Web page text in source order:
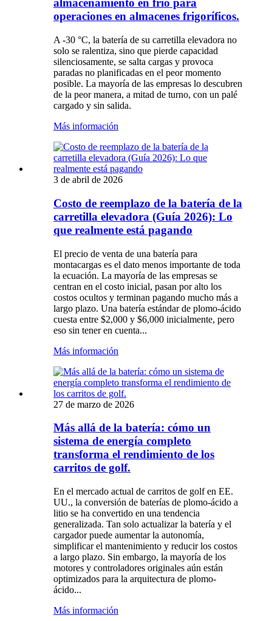
almacenamiento en frío para
operaciones en almacenes frigoríficos.
A -30 °C, la batería de su carretilla elevadora no
solo se ralentiza, sino que pierde capacidad
silenciosamente, se salta cargas y provoca
paradas no planificadas en el peor momento
posible. La mayoría de las empresas lo descubren
de la peor manera, a mitad de turno, con un palé
cargado y sin salida.
Más información
3 de abril de 2026
Costo de reemplazo de la batería de la
carretilla elevadora (Guía 2026): Lo
que realmente está pagando
El precio de venta de una batería para
montacargas es el dato menos importante de toda
la ecuación. La mayoría de las empresas se
centran en el costo inicial, pasan por alto los
costos ocultos y terminan pagando mucho más a
largo plazo. Una batería estándar de plomo-ácido
cuesta entre $2,000 y $6,000 inicialmente, pero
eso sin tener en cuenta...
Más información
27 de marzo de 2026
Más allá de la batería: cómo un
sistema de energía completo
transforma el rendimiento de los
carritos de golf.
En el mercado actual de carritos de golf en EE.
UU., la conversión de baterías de plomo-ácido a
litio se ha convertido en una tendencia
generalizada. Tan solo actualizar la batería y el
cargador puede aumentar la autonomía,
simplificar el mantenimiento y reducir los costos
a largo plazo. Sin embargo, la mayoría de los
motores y controladores originales aún están
optimizados para la arquitectura de plomo-
ácido...
Más información